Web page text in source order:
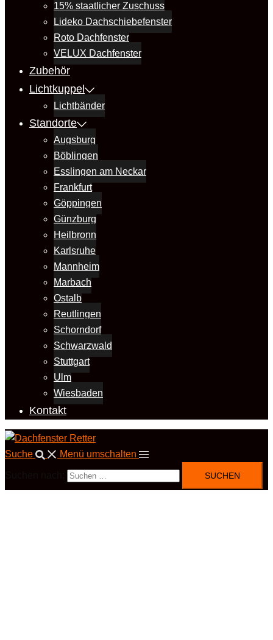
15% staatlicher Zuschuss
Lideko Dachschiebefenster
Roto Dachfenster
VELUX Dachfenster
Zubehör
Lichtkuppel
Lichtbänder
Standorte
Augsburg
Böblingen
Esslingen am Neckar
Frankfurt
Göppingen
Günzburg
Heilbronn
Karlsruhe
Mannheim
Marbach
Ostalb
Reutlingen
Schorndorf
Schwarzwald
Stuttgart
Ulm
Wiesbaden
Kontakt
Suche Menü umschalten